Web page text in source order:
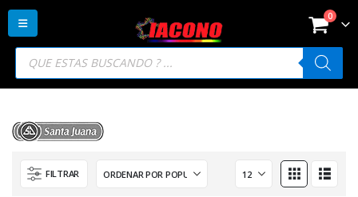
Búsqueda
productos
0
FILTRAR